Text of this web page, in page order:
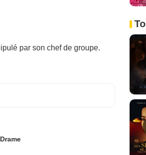
par son chef de groupe.
Drame